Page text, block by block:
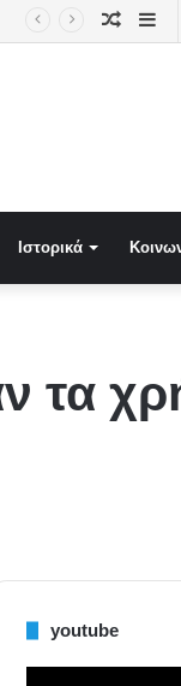
Ιστορικά
τα
youtube